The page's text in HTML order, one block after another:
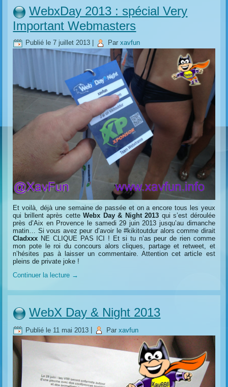
WebxDay 2013 : spécial Very
Important Webmasters
Publié le 7 juillet 2013 Par xavfun
Et voilà, déjà une semaine de passée et on a encore tous les yeux
qui brillent après cetteWebx Day & Night 2013 qui s’est déroulée
près d’Aix en Provence le samedi 29 juin 2013 jusqu’au dimanche
matin… Si vous avez peur d’avoir le #kikitoutdur alors comme dirait
Cladxxx NE CLIQUE PAS ICI ! Et si tu n’as peur de rien comme
mon pote le roi du concours alors cliques, partage et retweet, et
n’hésites pas à laisser un commentaire. Attention cet article est
pleins de private joke !
Continuer la lecture →
WebX Day & Night 2013
Publié le 11 mai 2013 Par xavfun